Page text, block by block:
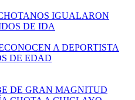
IGUALARON
DE IDA
A DEPORTISTA
DE EDAD
DE GRAN MAGNITUD